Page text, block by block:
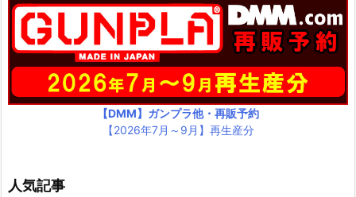
【DMM】ガンプラ他・再販予約
【2026年7月～9月】再生産分
人気記事